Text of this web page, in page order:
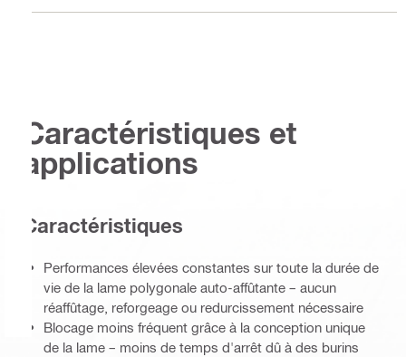
Caractéristiques et
applications
Caractéristiques
Performances élevées constantes sur toute la durée de
vie de la lame polygonale auto-affûtante – aucun
réaffûtage, reforgeage ou redurcissement nécessaire
Blocage moins fréquent grâce à la conception unique
de la lame – moins de temps d'arrêt dû à des burins